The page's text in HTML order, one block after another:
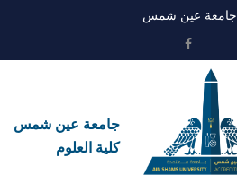
جامعة عين شمس
جامعة عين شمس
كلية العلوم